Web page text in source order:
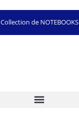
Collection de NOTEBOOKS